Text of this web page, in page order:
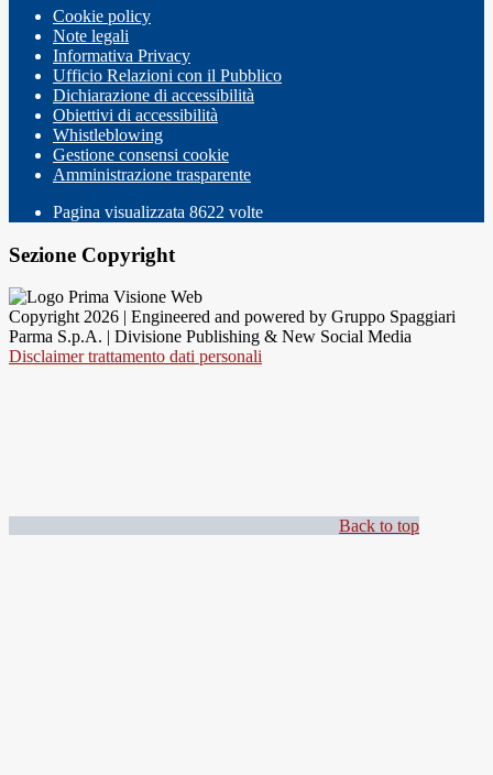
Cookie policy
Note legali
Informativa Privacy
Ufficio Relazioni con il Pubblico
Dichiarazione di accessibilità
Obiettivi di accessibilità
Whistleblowing
Gestione consensi cookie
Amministrazione trasparente
Pagina visualizzata 8622 volte
Sezione Copyright
Copyright 2026 | Engineered and powered by Gruppo Spaggiari
Parma S.p.A. | Divisione Publishing & New Social Media
Disclaimer trattamento dati personali
Back to top